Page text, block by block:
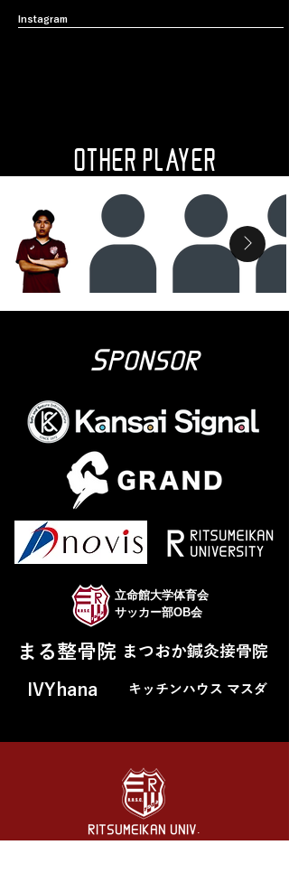
Instagram
OTHER PLAYER
SPONSOR
立命館大学体育会
サッカー部OB会
まる整骨院 まつおか鍼灸接骨院
IVYhana キッチンハウス マスダ
RITSUMEIKAN UNIV.